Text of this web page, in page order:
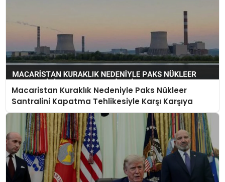
Macaristan Kuraklık Nedeniyle Paks Nükleer
Santralini Kapatma Tehlikesiyle Karşı Karşıya